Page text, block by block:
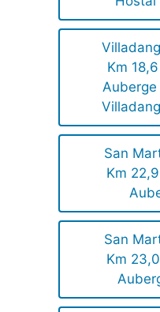
Km
San
Km
San
Km